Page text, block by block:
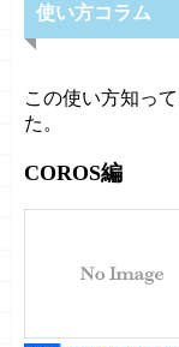
使い方コラム
この使い方知っ
た。
COROS編